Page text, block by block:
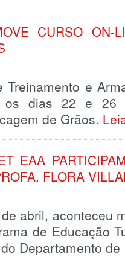
CURSO
e
os dias 22 e 26
de Grãos.
EAA
FLORA
abril, aconteceu
de Educação
do Departamento